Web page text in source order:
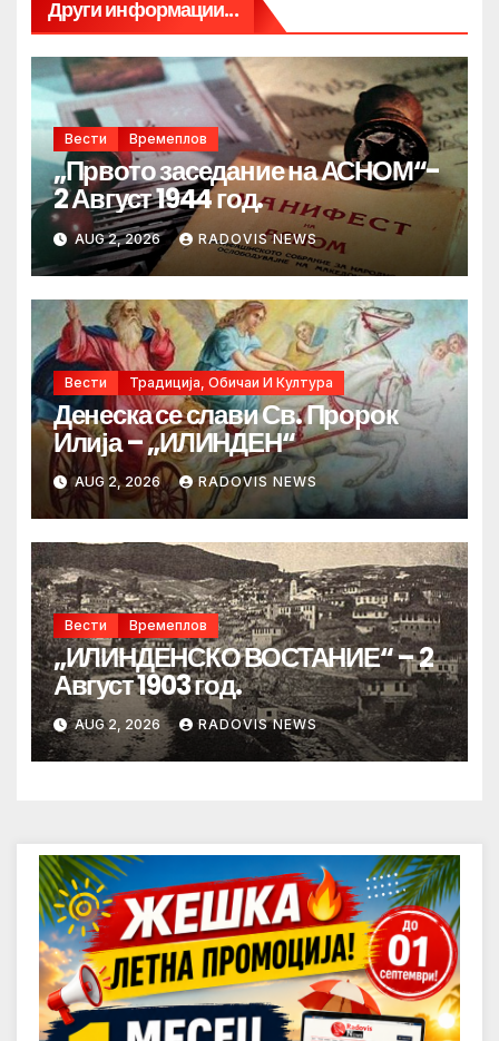
Други информации...
Вести Времеплов
„Првото заседание на АСНОМ“-
2 Август 1944 год.
AUG 2, 2026 RADOVIS NEWS
Вести Традиција, Обичаи И Култура
Денеска се слави Св. Пророк
Илија – „ИЛИНДЕН“
AUG 2, 2026 RADOVIS NEWS
Вести Времеплов
„ИЛИНДЕНСКО ВОСТАНИЕ“ – 2
Август 1903 год.
AUG 2, 2026 RADOVIS NEWS